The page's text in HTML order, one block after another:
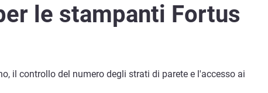
le stampanti Fortus
il controllo del numero degli strati di parete e l'accesso ai